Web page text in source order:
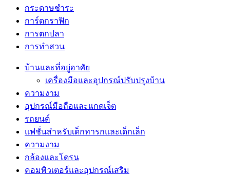
กระดาษชำระ
การ์ดกราฟิก
การตกปลา
การทำสวน
บ้านและที่อยู่อาศัย
เครื่องมือและอุปกรณ์ปรับปรุงบ้าน
ความงาม
อุปกรณ์มือถือและแกดเจ็ต
รถยนต์
แฟชั่นสำหรับเด็กทารกและเด็กเล็ก
ความงาม
กล้องและโดรน
คอมพิวเตอร์และอุปกรณ์เสริม